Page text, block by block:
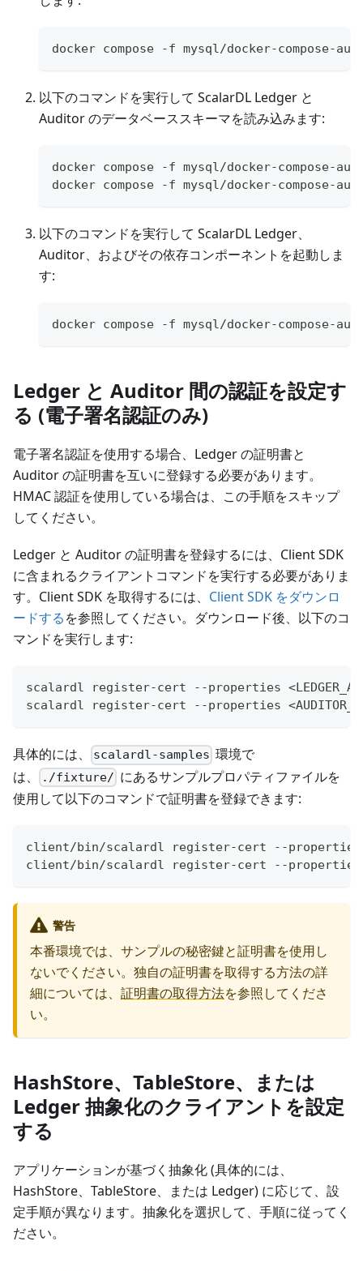
docker compose -f mysql/docker-compose-
以下のコマンドを実行して ScalarDL Ledger と
Auditor のデータベーススキーマを読み込みます:
docker compose -f mysql/docker-compose-
docker compose -f mysql/docker-compose-
以下のコマンドを実行して ScalarDL Ledger、
Auditor、およびその依存コンポーネントを起動しま
す:
docker compose -f mysql/docker-compose-
Ledger と Auditor 間の認証を設定す
る (電子署名認証のみ)
電子署名認証を使用する場合、Ledger の証明書と
Auditor の証明書を互いに登録する必要があります。
HMAC 認証を使用している場合は、この手順をスキップ
してください。
Ledger と Auditor の証明書を登録するには、Client SDK
に含まれるクライアントコマンドを実行する必要がありま
す。Client SDK を取得するには、 Client SDK をダウンロ
ードするを参照してください。ダウンロード後、以下のコ
マンドを実行します:
scalardl register-cert --properties
scalardl register-cert --properties
具体的には、 scalardl-samples 環境で
は、
./fixture/ にあるサンプルプロパティファイルを
使用して以下のコマンドで証明書を登録できます:
client/bin/scalardl register-cert --
client/bin/scalardl register-cert --
警告
本番環境では、サンプルの秘密鍵と証明書を使用し
ないでください。独自の証明書を取得する方法の詳
細については、 証明書の取得方法を参照してくださ
い。
HashStore、TableStore、または
Ledger 抽象化のクライアントを設定
する
アプリケーションが基づく抽象化 (具体的には、
HashStore、TableStore、または Ledger) に応じて、設
定手順が異なります。抽象化を選択して、手順に従ってく
ださい。